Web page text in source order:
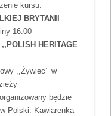
kursu.
BRYTANII
16.00
,,POLISH HERITAGE
,,Żywiec’’ w
będzie
Polski. Kawiarenka